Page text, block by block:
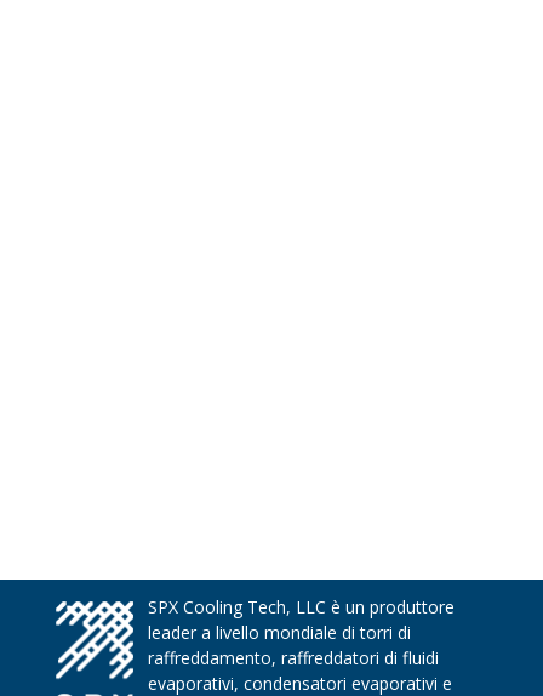
SPX Cooling Tech, LLC è un produttore
leader a livello mondiale di torri di
raffreddamento, raffreddatori di fluidi
evaporativi, condensatori evaporativi e